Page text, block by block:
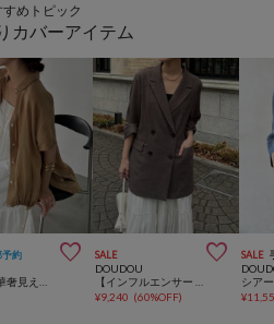
すめトピック
カバーアイテム
予約  SALE 
DOUDOU
¥9,240 (60%OFF)
SALE
¥